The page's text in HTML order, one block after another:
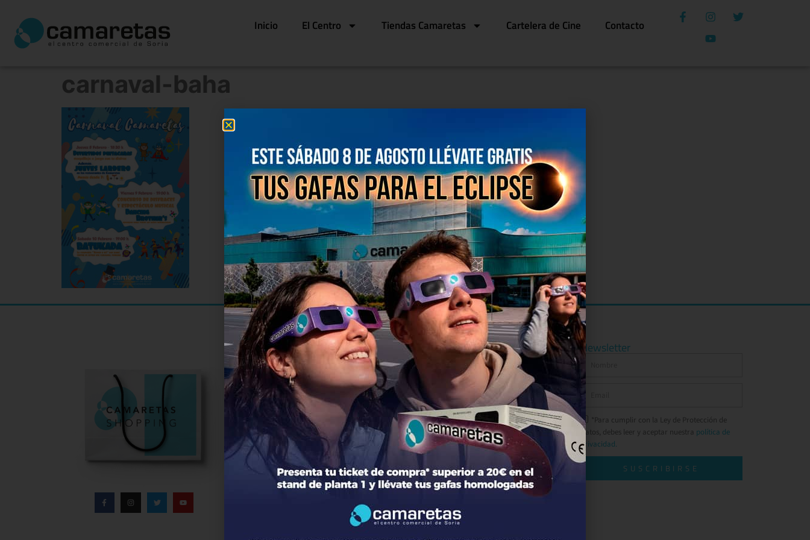
Inicio El Centro Tiendas Camaretas Cartelera de Cine Contacto
carnaval-baha
Información del centro
Información general
Directorio de tiendas y Planos
Contacto
Política de Privacidad
Aviso Legal
Política de Cookies
Bases legales Concursos y Promociones
Tiendas
Hogar y Alimentación
Regalos y Complementos
Ocio y Restauración
Servicios
Newsletter
*Para cumplir con la Ley de Protección de
Datos, debes leer y aceptar nuestra política de
privacidad.
SUSCRIBIRSE